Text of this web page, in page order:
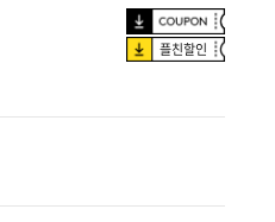
플친할인